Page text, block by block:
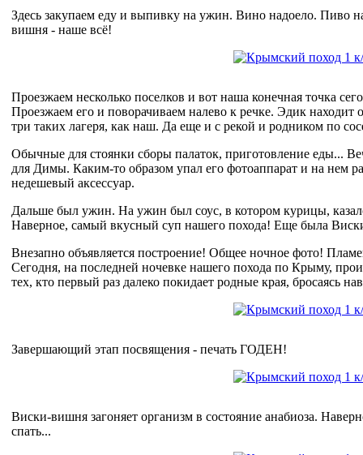
Здесь закупаем еду и выпивку на ужин. Вино надоело. Пиво
вишня - наше всё!
Проезжаем несколько поселков и вот наша конечная точка
Проезжаем его и поворачиваем налево к речке. Эдик
три таких лагеря, как наш. Да еще и с рекой и родником по
Обычные для стоянки сборы палаток, приготовление еды...
для Димы. Каким-то образом упал его фотоаппарат и на нем
недешевый аксессуар.
Дальше был ужин. На ужин был соус, в котором курицы,
Наверное, самый вкусный суп нашего похода! Еще была
Внезапно объявляется построение! Общее ночное фото!
Сегодня, на последней ночевке нашего похода по Крыму,
тех, кто первый раз далеко покидает родные края, бросаясь
Завершающий этап посвящения - печать ГОДЕН!
Виски-вишня загоняет организм в состояние анабиоза.
спать...